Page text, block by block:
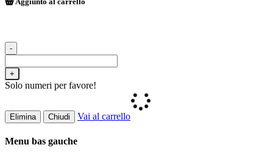
-
+
Solo numeri per favore!
Elimina Chiudi Vai al carrello
Menu bas gauche